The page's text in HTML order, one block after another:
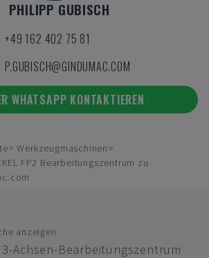
PHILIPP GUBISCH
+49 162 402 75 81
P.GUBISCH@GINDUMAC.COM
WHATSAPP KONTAKTIEREN
Werkzeugmaschinen
FP2 Bearbeitungszentrum zu
anzeigen
Achsen-Bearbeitungszentrum